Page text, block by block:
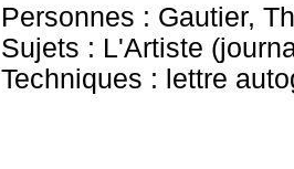
Personnes : Gautier,
Sujets : L'Artiste
Techniques : lettre